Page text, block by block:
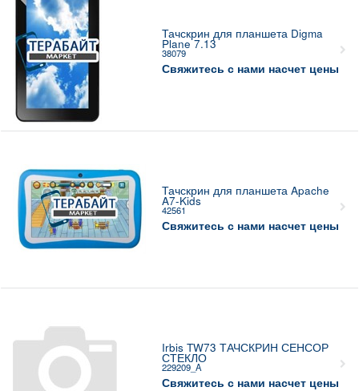
Тачскрин для планшета Digma
Plane 7.13
38079
Свяжитесь с нами насчет цены
Тачскрин для планшета Apache
A7-Kids
42561
Свяжитесь с нами насчет цены
Irbis TW73 ТАЧСКРИН СЕНСОР
СТЕКЛО
229209_A
Свяжитесь с нами насчет цены